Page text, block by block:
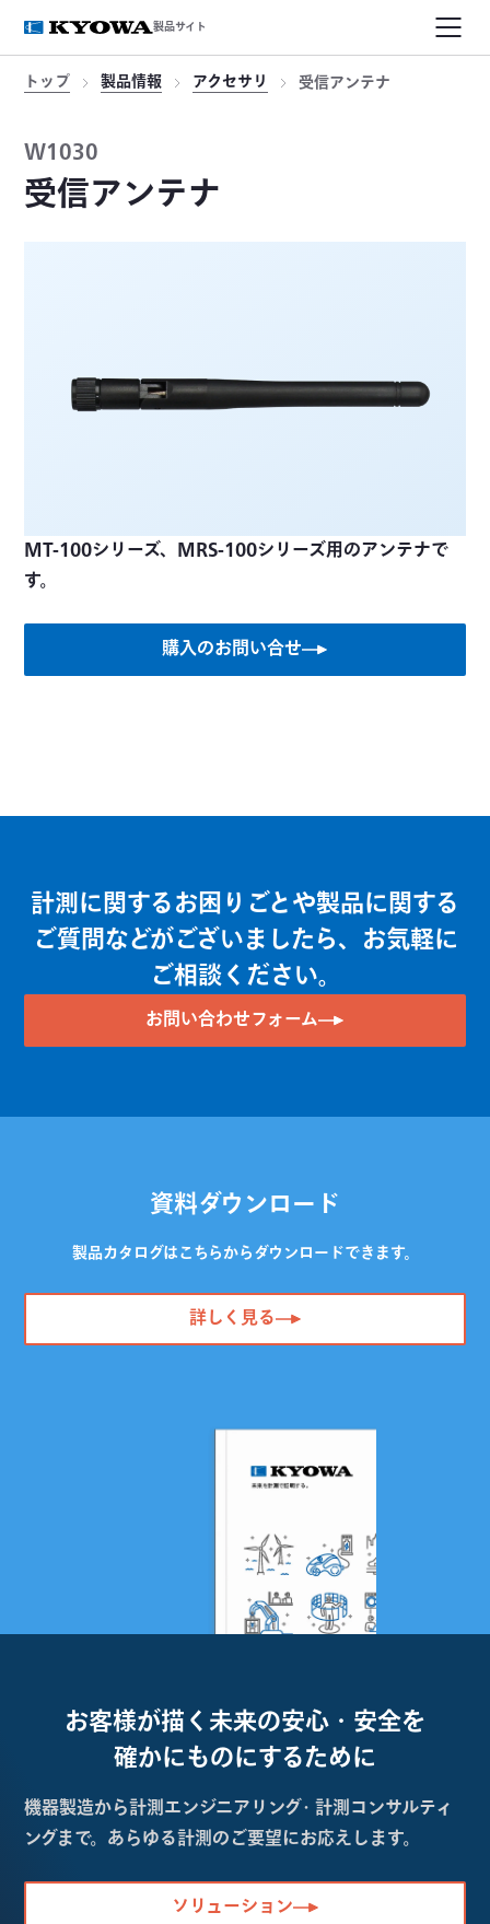
製品サイト
トップ 製品情報 アクセサリ 受信アンテナ
W1030
受信アンテナ
MT-100シリーズ、MRS-100シリーズ用のアンテナで
す。
購入のお問い合せ
計測に関するお困りごとや製品に関する
ご質問などがございましたら、お気軽に
ご相談ください。
お問い合わせフォーム
資料ダウンロード
製品カタログはこちらからダウンロードできます。
詳しく見る
お客様が描く未来の安心・安全を
確かにものにするために
機器製造から計測エンジニアリング・計測コンサルティ
ングまで。あらゆる計測のご要望にお応えします。
ソリューション